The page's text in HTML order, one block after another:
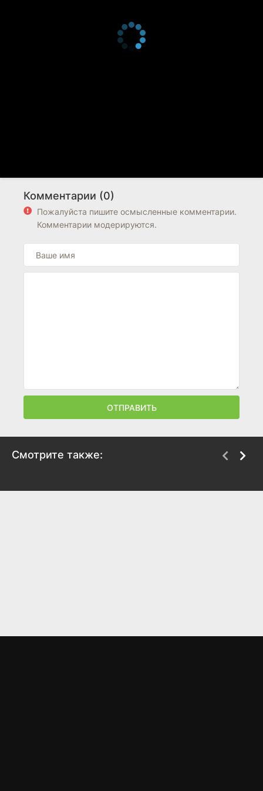
Комментарии (0)
Пожалуйста пишите осмысленные комментарии.
Комментарии модерируются.
ОТПРАВИТЬ
Смотрите также: